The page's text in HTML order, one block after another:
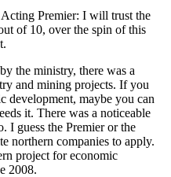
Premier: I will trust the
of 10, over the spin of this
the ministry, there was a
and mining projects. If you
development, maybe you can
it. There was a noticeable
I guess the Premier or the
northern companies to apply.
project for economic
2008.